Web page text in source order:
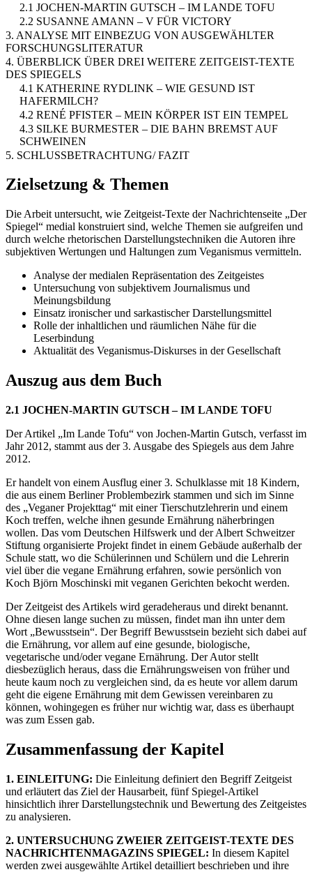
2.1 JOCHEN-MARTIN GUTSCH – IM LANDE TOFU
2.2 SUSANNE AMANN – V FÜR VICTORY
3. ANALYSE MIT EINBEZUG VON AUSGEWÄHLTER
FORSCHUNGSLITERATUR
4. ÜBERBLICK ÜBER DREI WEITERE ZEITGEIST-TEXTE
DES SPIEGELS
4.1 KATHERINE RYDLINK – WIE GESUND IST
HAFERMILCH?
4.2 RENÉ PFISTER – MEIN KÖRPER IST EIN TEMPEL
4.3 SILKE BURMESTER – DIE BAHN BREMST AUF
SCHWEINEN
5. SCHLUSSBETRACHTUNG/ FAZIT
Zielsetzung & Themen
Die Arbeit untersucht, wie Zeitgeist-Texte der Nachrichtenseite „Der
Spiegel“ medial konstruiert sind, welche Themen sie aufgreifen und
durch welche rhetorischen Darstellungstechniken die Autoren ihre
subjektiven Wertungen und Haltungen zum Veganismus vermitteln.
Analyse der medialen Repräsentation des Zeitgeistes
Untersuchung von subjektivem Journalismus und
Meinungsbildung
Einsatz ironischer und sarkastischer Darstellungsmittel
Rolle der inhaltlichen und räumlichen Nähe für die
Leserbindung
Aktualität des Veganismus-Diskurses in der Gesellschaft
Auszug aus dem Buch
2.1 JOCHEN-MARTIN GUTSCH – IM LANDE TOFU
Der Artikel „Im Lande Tofu“ von Jochen-Martin Gutsch, verfasst im
Jahr 2012, stammt aus der 3. Ausgabe des Spiegels aus dem Jahre
2012.
Er handelt von einem Ausflug einer 3. Schulklasse mit 18 Kindern,
die aus einem Berliner Problembezirk stammen und sich im Sinne
des „Veganer Projekttag“ mit einer Tierschutzlehrerin und einem
Koch treffen, welche ihnen gesunde Ernährung näherbringen
wollen. Das vom Deutschen Hilfswerk und der Albert Schweitzer
Stiftung organisierte Projekt findet in einem Gebäude außerhalb der
Schule statt, wo die Schülerinnen und Schülern und die Lehrerin
viel über die vegane Ernährung erfahren, sowie persönlich von
Koch Björn Moschinski mit veganen Gerichten bekocht werden.
Der Zeitgeist des Artikels wird geradeheraus und direkt benannt.
Ohne diesen lange suchen zu müssen, findet man ihn unter dem
Wort „Bewusstsein“. Der Begriff Bewusstsein bezieht sich dabei auf
die Ernährung, vor allem auf eine gesunde, biologische,
vegetarische und/oder vegane Ernährung. Der Autor stellt
diesbezüglich heraus, dass die Ernährungsweisen von früher und
heute kaum noch zu vergleichen sind, da es heute vor allem darum
geht die eigene Ernährung mit dem Gewissen vereinbaren zu
können, wohingegen es früher nur wichtig war, dass es überhaupt
was zum Essen gab.
Zusammenfassung der Kapitel
1. EINLEITUNG: Die Einleitung definiert den Begriff Zeitgeist
und erläutert das Ziel der Hausarbeit, fünf Spiegel-Artikel
hinsichtlich ihrer Darstellungstechnik und Bewertung des Zeitgeistes
zu analysieren.
2. UNTERSUCHUNG ZWEIER ZEITGEIST-TEXTE DES
NACHRICHTENMAGAZINS SPIEGEL: In diesem Kapitel
werden zwei ausgewählte Artikel detailliert beschrieben und ihre